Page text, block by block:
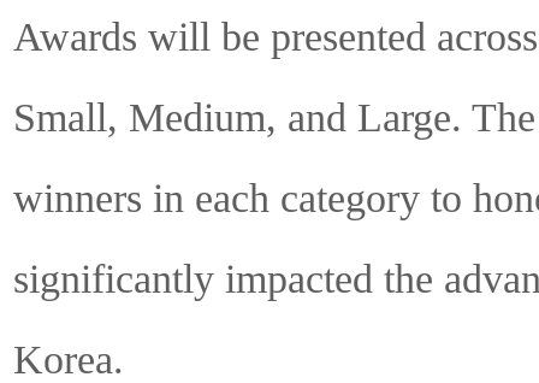
Awards will be presented
Small, Medium, and Large.
winners in each category to
significantly impacted the
Korea.